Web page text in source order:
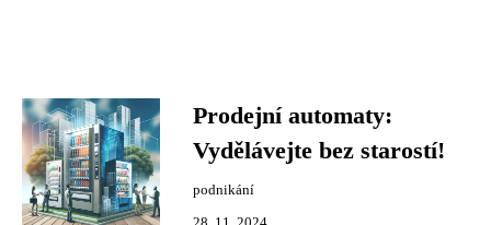
Prodejní automaty:
Vydělávejte bez starostí!
podnikání